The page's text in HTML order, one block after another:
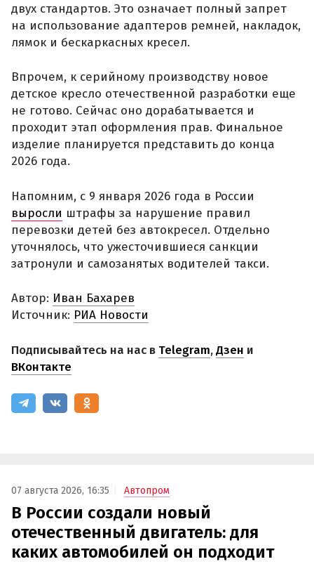
двух стандартов. Это означает полный запрет
на использование адаптеров ремней, накладок,
лямок и бескаркасных кресел.
Впрочем, к серийному производству новое
детское кресло отечественной разработки еще
не готово. Сейчас оно дорабатывается и
проходит этап оформления прав. Финальное
изделие планируется представить до конца
2026 года.
Напомним, с 9 января 2026 года в России
выросли штрафы за нарушение правил
перевозки детей без автокресел. Отдельно
уточнялось, что ужесточившиеся санкции
затронули и самозанятых водителей такси.
Автор: Иван Бахарев
Источник: РИА Новости
Подписывайтесь на нас в Telegram,Дзен и
ВКонтакте
07 августа 2026, 16:35 Автопром
В России создали новый
отечественный двигатель: для
каких автомобилей он подходит